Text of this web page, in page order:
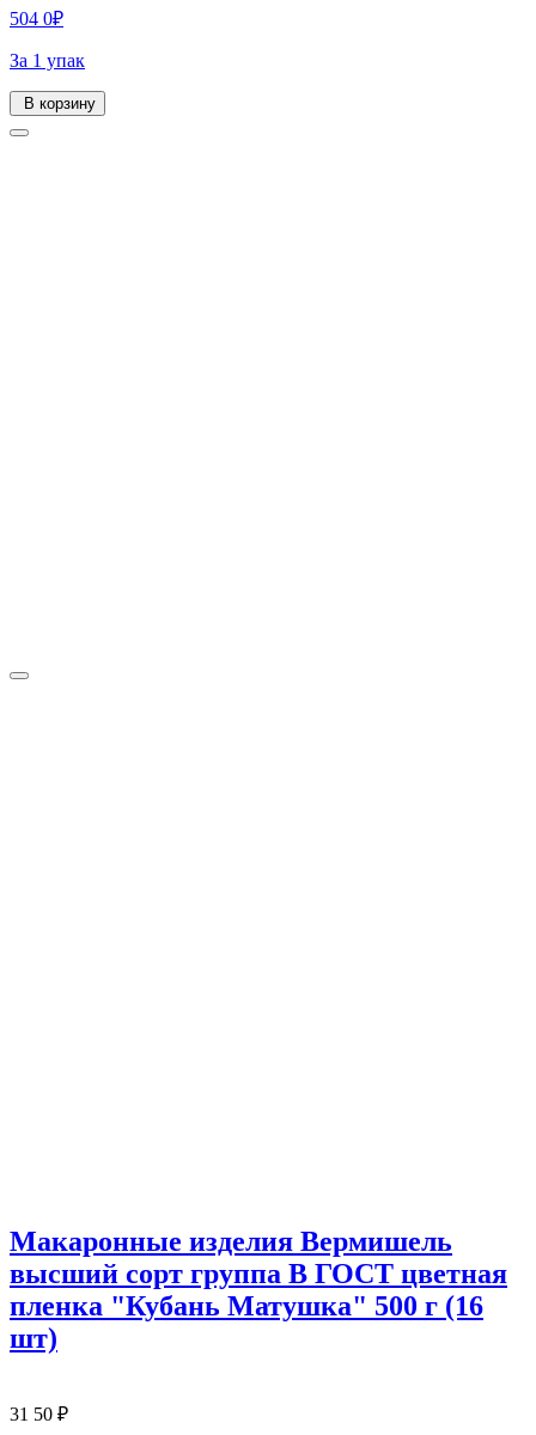
504 0₽
За 1 упак
В корзину
Макаронные изделия Вермишель
высший сорт группа В ГОСТ цветная
пленка "Кубань Матушка" 500 г (16
шт)
31 50 ₽